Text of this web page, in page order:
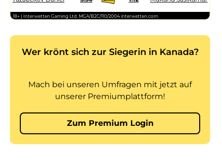
18+ | Interwetten Gaming Ltd. MGA/B2C/110/2004 interwetten.com